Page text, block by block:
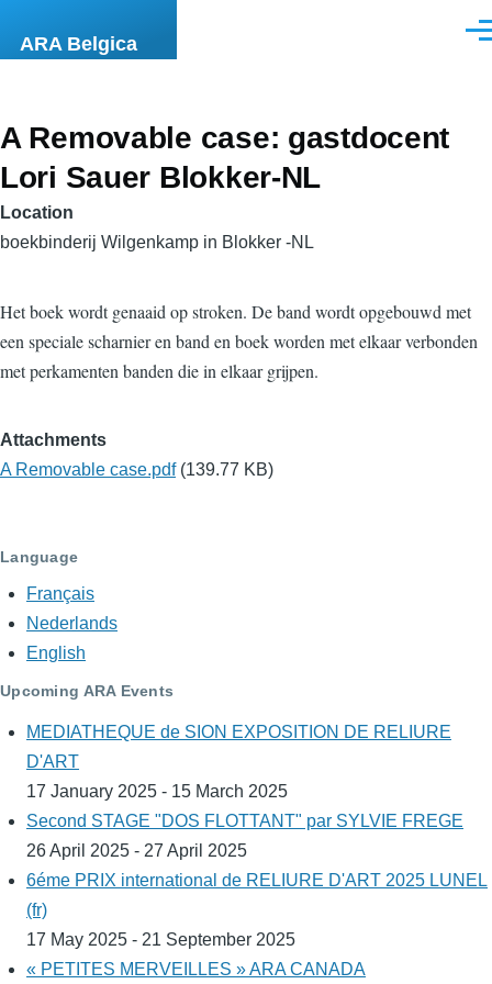
ARA Belgica
A Removable case: gastdocent
Lori Sauer Blokker-NL
Location
boekbinderij Wilgenkamp in Blokker -NL
Het boek wordt genaaid op stroken. De band wordt opgebouwd met
een speciale scharnier en band en boek worden met elkaar verbonden
met perkamenten banden die in elkaar grijpen.
Attachments
A Removable case.pdf (139.77 KB)
Language
Français
Nederlands
English
Upcoming ARA Events
MEDIATHEQUE de SION EXPOSITION DE RELIURE
D'ART
17 January 2025 - 15 March 2025
Second STAGE "DOS FLOTTANT" par SYLVIE FREGE
26 April 2025 - 27 April 2025
6éme PRIX international de RELIURE D'ART 2025 LUNEL
(fr)
17 May 2025 - 21 September 2025
« PETITES MERVEILLES » ARA CANADA